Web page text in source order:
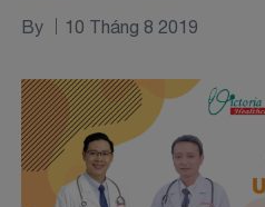
By 10 Tháng 8 2019